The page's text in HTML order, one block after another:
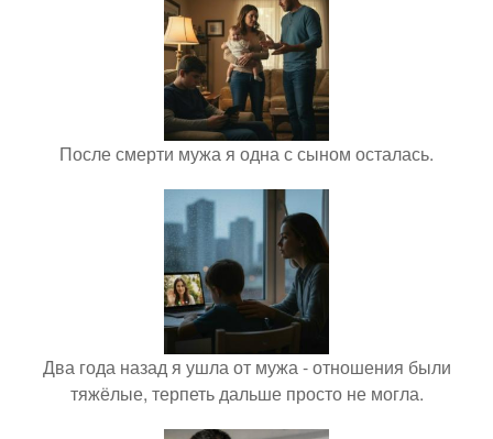
После смерти мужа я одна с сыном осталась.
Два года назад я ушла от мужа - отношения были
тяжёлые, терпеть дальше просто не могла.